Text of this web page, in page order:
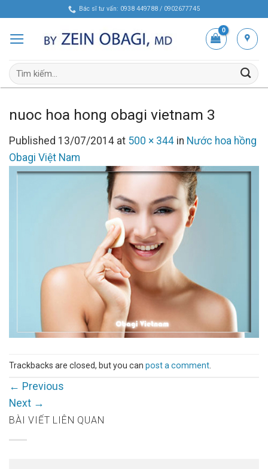
content
Bác sĩ tư vấn: 0938 449788 / 0902677745
Tìm
kiếm:
nuoc hoa hong obagi vietnam 3
Published 13/07/2014 at 500 × 344 in Nước hoa hồng
Obagi Việt Nam
Trackbacks are closed, but you can post a comment
← Previous
Next →
BÀI VIẾT LIÊN QUAN